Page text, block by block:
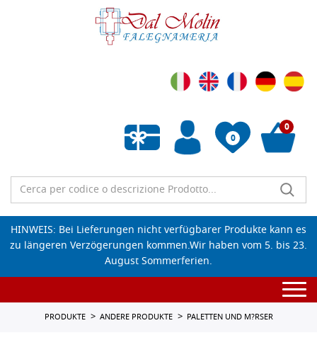
0
Wunschliste leeren
0
HINWEIS: Bei Lieferungen nicht verfügbarer Produkte kann es
zu längeren Verzögerungen kommen.Wir haben vom 5. bis 23.
August Sommerferien.
PRODUKTE ANDERE PRODUKTE PALETTEN UND M?RSER